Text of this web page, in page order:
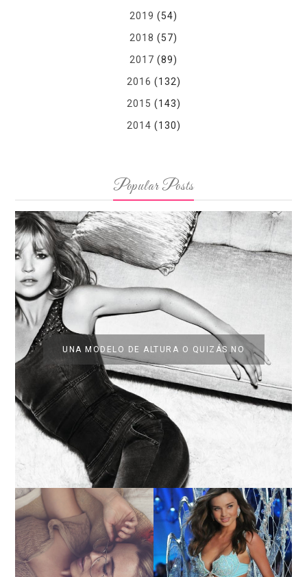
2019 (54)
2018 (57)
2017 (89)
2016 (132)
2015 (143)
2014 (130)
Popular Posts
UNA MODELO DE ALTURA O QUIZÁS NO
LA BAILARINA BLANCA
DE LA CRUZ O COMO
REINVENTARSE ANTE
LA ADVERSIDAD.
LA ALTURA DE LAS
MODELOS MAS ALTAS